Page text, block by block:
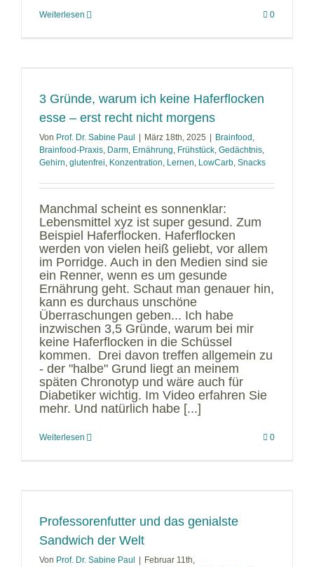
Weiterlesen 0
3 Gründe, warum ich keine Haferflocken
esse – erst recht nicht morgens
Von Prof. Dr. Sabine Paul März 18th, 2025 Brainfood ,
Brainfood-Praxis, Darm, Ernährung, Frühstück, Gedächtnis,
Gehirn, glutenfrei, Konzentration, Lernen, LowCarb, Snacks
Manchmal scheint es sonnenklar:
Lebensmittel xyz ist super gesund. Zum
Beispiel Haferflocken. Haferflocken
werden von vielen heiß geliebt, vor allem
im Porridge. Auch in den Medien sind sie
ein Renner, wenn es um gesunde
Ernährung geht. Schaut man genauer hin,
kann es durchaus unschöne
Überraschungen geben... Ich habe
inzwischen 3,5 Gründe, warum bei mir
keine Haferflocken in die Schüssel
kommen. Drei davon treffen allgemein zu
- der "halbe" Grund liegt an meinem
späten Chronotyp und wäre auch für
Diabetiker wichtig. Im Video erfahren Sie
mehr. Und natürlich habe [...]
Weiterlesen 0
Professorenfutter und das genialste
Sandwich der Welt
Von Prof. Dr. Sabine Paul
Februar 11th,